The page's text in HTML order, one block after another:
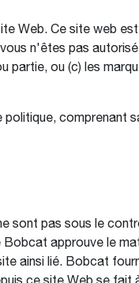
Web. Ce site web
n'êtes pas
ou (c) les
comprenant
sont pas sous le
approuve le
ainsi lié. Bobcat